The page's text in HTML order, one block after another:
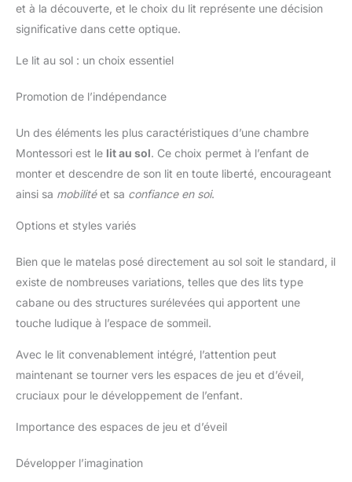
et à la découverte, et le choix du lit représente une décision
significative dans cette optique.
Le lit au sol : un choix essentiel
Promotion de l’indépendance
Un des éléments les plus caractéristiques d’une chambre
Montessori est le lit au sol. Ce choix permet à l’enfant de
monter et descendre de son lit en toute liberté, encourageant
ainsi sa mobilitéet sa confiance en soi.
Options et styles variés
Bien que le matelas posé directement au sol soit le standard, il
existe de nombreuses variations, telles que des lits type
cabane ou des structures surélevées qui apportent une
touche ludique à l’espace de sommeil.
Avec le lit convenablement intégré, l’attention peut
maintenant se tourner vers les espaces de jeu et d’éveil,
cruciaux pour le développement de l’enfant.
Importance des espaces de jeu et d’éveil
Développer l’imagination